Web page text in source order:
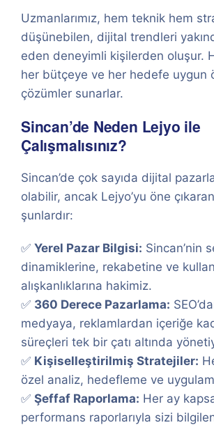
Uzmanlarımız, hem teknik hem
düşünebilen, dijital trendleri
eden deneyimli kişilerden oluşur.
her bütçeye ve her hedefe uygun
çözümler sunarlar.
Sincan’de Neden Lejyo ile
Çalışmalısınız?
Sincan’de çok sayıda dijital
olabilir, ancak Lejyo’yu öne
şunlardır:
✅ Yerel Pazar Bilgisi: Sincan’nin
dinamiklerine, rekabetine ve
alışkanlıklarına hakimiz.
✅ 360 Derece Pazarlama:
medyaya, reklamlardan içeriğe
süreçleri tek bir çatı altında
✅ Kişiselleştirilmiş Stratejiler:
özel analiz, hedefleme ve
✅ Şeffaf Raporlama: Her ay
performans raporlarıyla sizi